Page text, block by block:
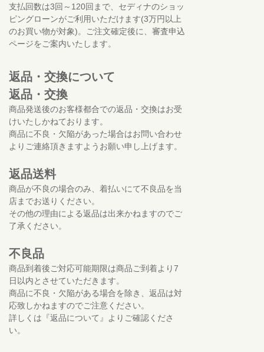
支払回数は3回～120回まで、セディナのショッ
ピングローンがご利用いただけます(3万円以上
のお買い物が対象)。ご注文確定後に、審査申込
ページをご案内いたします。
返品・交換について
返品・交換
商品発送後のお客様都合での返品・交換はお受
けいたしかねております。
商品に不良・欠陥があった場合はお問い合わせ
よりご連絡頂きますようお願い申し上げます。
返品送料
商品が不良の場合のみ、着払いにて不良品を当
店までお送りください。
その他の理由による返品は出来かねますのでご
了承ください。
不良品
商品到着後ご対応可能期限は商品ご到着より7
日以内とさせていただきます。
商品に不良・欠陥がある場合を除き、返品は対
応致しかねますのでご注意ください。
詳しくは『返品について』よりご確認くださ
い。